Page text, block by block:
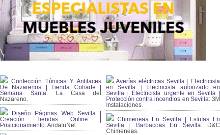
Confección Túnicas Y Antifaces
De Nazarenos | Tienda Cofrade |
Semana Santa: La Casa del
Nazareno.
Diseño Páginas Web Sevilla |
Creación Tiendas Online |
Posicionamiento:AndaluNet
Averías eléctricas Sevilla | Electricista
en Sevilla | Electricista autorizado en
Sevilla | Electricista urgente en Sevilla |
Protección contra incendios en Sevilla:3M
Instalaciones.
Chimeneas En Sevilla | Estufas En
Sevilla | Barbacoas En Sevilla:D&C
Chimeneas.